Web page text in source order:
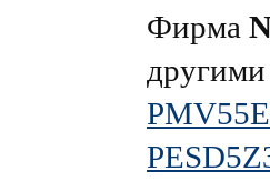
Фирма